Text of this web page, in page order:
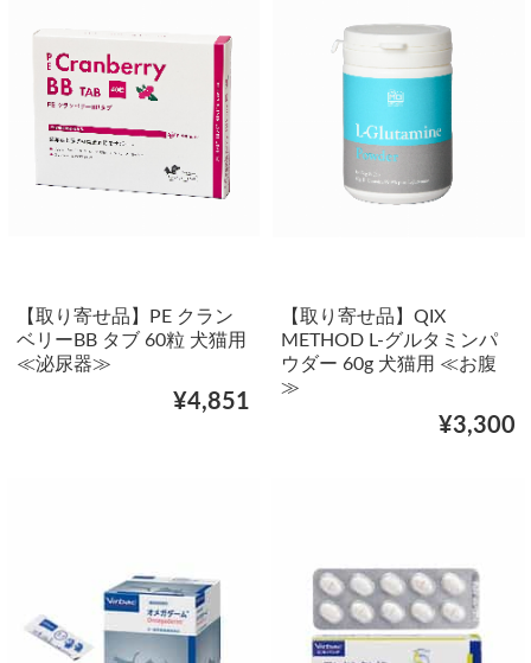
【取り寄せ品】PE クラン
ベリーBB タブ 60粒 犬猫用
≪泌尿器≫
¥4,851
【取り寄せ品】QIX
METHOD L-グルタミンパ
ウダー 60g 犬猫用 ≪お腹
≫
¥3,300